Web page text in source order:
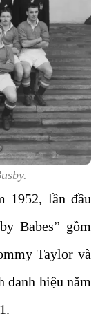
1952, lần đầu
Babes” gồm
Taylor và
danh hiệu năm